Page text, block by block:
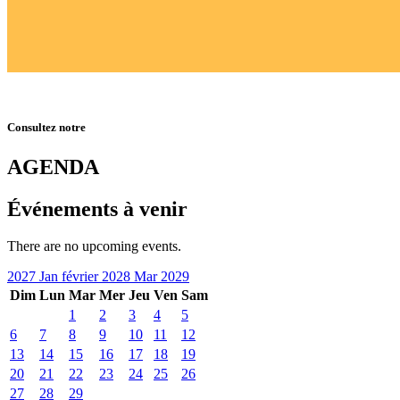
Consultez notre
AGENDA
Événements à venir
There are no upcoming events.
2027 Jan février 2028 Mar2029
Dim Lun Mar Mer Jeu Ven Sam
1
2 3 4
5
6
7 8 9 10 11
12
13
14 15 16 17 18
19
20
21 22 23 24 25
26
27
28
29